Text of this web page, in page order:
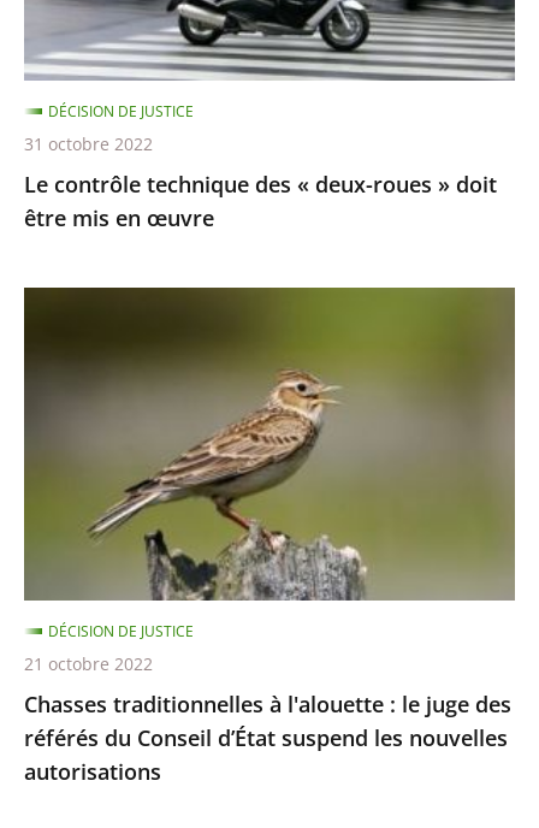
doit
être
mis
en
œuvre
Le contrôle technique des « deux-roues » doit
être mis en œuvre
DÉCISION DE JUSTICE
31 octobre 2022
du
Conseil
d’État
suspend
les
nouvelles
Chasses traditionnelles à l'alouette : le juge des
référés du Conseil d’État suspend les nouvelles
autorisations
DÉCISION DE JUSTICE
21 octobre 2022